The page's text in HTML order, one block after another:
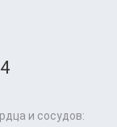
и сосудов: